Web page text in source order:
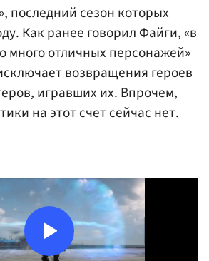
последний сезон которых
Как ранее говорил Файги, «в
много отличных персонажей»
возвращения героев
игравших их. Впрочем,
на этот счет сейчас нет.